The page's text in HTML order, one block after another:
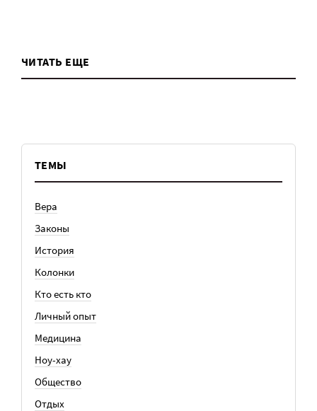
ЧИТАТЬ ЕЩЕ
ТЕМЫ
Вера
Законы
История
Колонки
Кто есть кто
Личный опыт
Медицина
Ноу-хау
Общество
Отдых